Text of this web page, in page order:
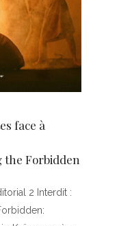
face à
the Forbidden
2 Interdit :